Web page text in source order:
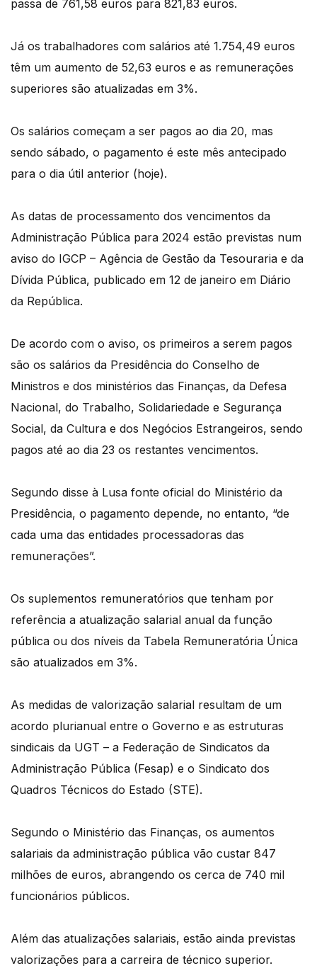
passa de 761,58 euros para 821,83 euros.
Já os trabalhadores com salários até 1.754,49 euros
têm um aumento de 52,63 euros e as remunerações
superiores são atualizadas em 3%.
Os salários começam a ser pagos ao dia 20, mas
sendo sábado, o pagamento é este mês antecipado
para o dia útil anterior (hoje).
As datas de processamento dos vencimentos da
Administração Pública para 2024 estão previstas num
aviso do IGCP – Agência de Gestão da Tesouraria e da
Dívida Pública, publicado em 12 de janeiro em Diário
da República.
De acordo com o aviso, os primeiros a serem pagos
são os salários da Presidência do Conselho de
Ministros e dos ministérios das Finanças, da Defesa
Nacional, do Trabalho, Solidariedade e Segurança
Social, da Cultura e dos Negócios Estrangeiros, sendo
pagos até ao dia 23 os restantes vencimentos.
Segundo disse à Lusa fonte oficial do Ministério da
Presidência, o pagamento depende, no entanto, “de
cada uma das entidades processadoras das
remunerações”.
Os suplementos remuneratórios que tenham por
referência a atualização salarial anual da função
pública ou dos níveis da Tabela Remuneratória Única
são atualizados em 3%.
As medidas de valorização salarial resultam de um
acordo plurianual entre o Governo e as estruturas
sindicais da UGT – a Federação de Sindicatos da
Administração Pública (Fesap) e o Sindicato dos
Quadros Técnicos do Estado (STE).
Segundo o Ministério das Finanças, os aumentos
salariais da administração pública vão custar 847
milhões de euros, abrangendo os cerca de 740 mil
funcionários públicos.
Além das atualizações salariais, estão ainda previstas
valorizações para a carreira de técnico superior.